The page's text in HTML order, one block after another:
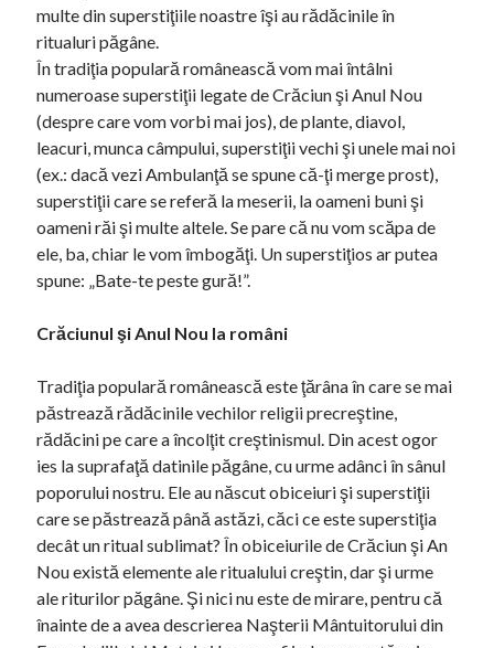
multe din superstiţiile noastre îşi au rădăcinile în
ritualuri păgâne.
În tradiţia populară românească vom mai întâlni
numeroase superstiţii legate de Crăciun şi Anul Nou
(despre care vom vorbi mai jos), de plante, diavol,
leacuri, munca câmpului, superstiţii vechi şi unele mai noi
(ex.: dacă vezi Ambulanţă se spune că-ţi merge prost),
superstiţii care se referă la meserii, la oameni buni şi
oameni răi şi multe altele. Se pare că nu vom scăpa de
ele, ba, chiar le vom îmbogăţi. Un superstiţios ar putea
spune: „Bate-te peste gură!”.
Crăciunul şi Anul Nou la români
Tradiţia populară românească este ţărâna în care se mai
păstrează rădăcinile vechilor religii precreştine,
rădăcini pe care a încolţit creştinismul. Din acest ogor
ies la suprafaţă datinile păgâne, cu urme adânci în sânul
poporului nostru. Ele au născut obiceiuri şi superstiţii
care se păstrează până astăzi, căci ce este superstiţia
decât un ritual sublimat? În obiceiurile de Crăciun şi An
Nou există elemente ale ritualului creştin, dar şi urme
ale riturilor păgâne. Şi nici nu este de mirare, pentru că
înainte de a avea descrierea Naşterii Mântuitorului din